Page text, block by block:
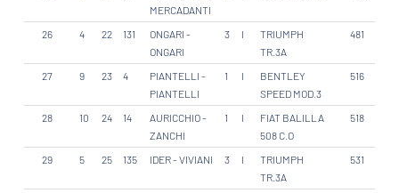
MERCADANTI
26 4 22 131
ONGARI -
ONGARI
3 I
TRIUMPH
TR.3A
481
27 9 23 4
PIANTELLI -
PIANTELLI
1 I
BENTLEY
SPEED MOD.3
516
28 10 24 14
AURICCHIO -
ZANCHI
1 I
FIAT BALILLA
508 C.O
518
29 5 25 135 IDER - VIVIANI 3 I
TRIUMPH
TR.3A
531